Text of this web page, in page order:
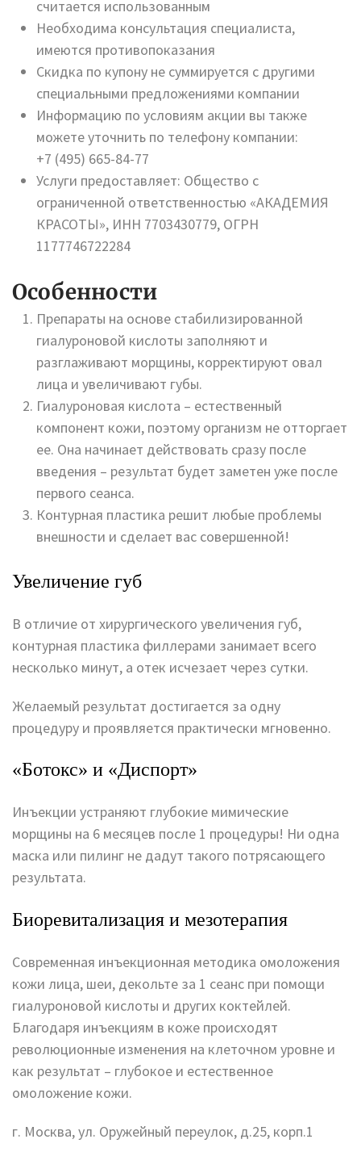
считается использованным
Необходима консультация специалиста,
имеются противопоказания
Скидка по купону не суммируется с другими
специальными предложениями компании
Информацию по условиям акции вы также
можете уточнить по телефону компании:
+7 (495) 665-84-77
Услуги предоставляет: Общество с
ограниченной ответственностью «АКАДЕМИЯ
КРАСОТЫ», ИНН 7703430779, ОГРН
1177746722284
Особенности
Препараты на основе стабилизированной
гиалуроновой кислоты заполняют и
разглаживают морщины, корректируют овал
лица и увеличивают губы.
Гиалуроновая кислота – естественный
компонент кожи, поэтому организм не отторгает
ее. Она начинает действовать сразу после
введения – результат будет заметен уже после
первого сеанса.
Контурная пластика решит любые проблемы
внешности и сделает вас совершенной!
Увеличение губ
В отличие от хирургического увеличения губ,
контурная пластика филлерами занимает всего
несколько минут, а отек исчезает через сутки.
Желаемый результат достигается за одну
процедуру и проявляется практически мгновенно.
«Ботокс» и «Диспорт»
Инъекции устраняют глубокие мимические
морщины на 6 месяцев после 1 процедуры! Ни одна
маска или пилинг не дадут такого потрясающего
результата.
Биоревитализация и мезотерапия
Современная инъекционная методика омоложения
кожи лица, шеи, декольте за 1 сеанс при помощи
гиалуроновой кислоты и других коктейлей.
Благодаря инъекциям в коже происходят
революционные изменения на клеточном уровне и
как результат – глубокое и естественное
омоложение кожи.
г. Москва, ул. Оружейный переулок, д.25, корп.1